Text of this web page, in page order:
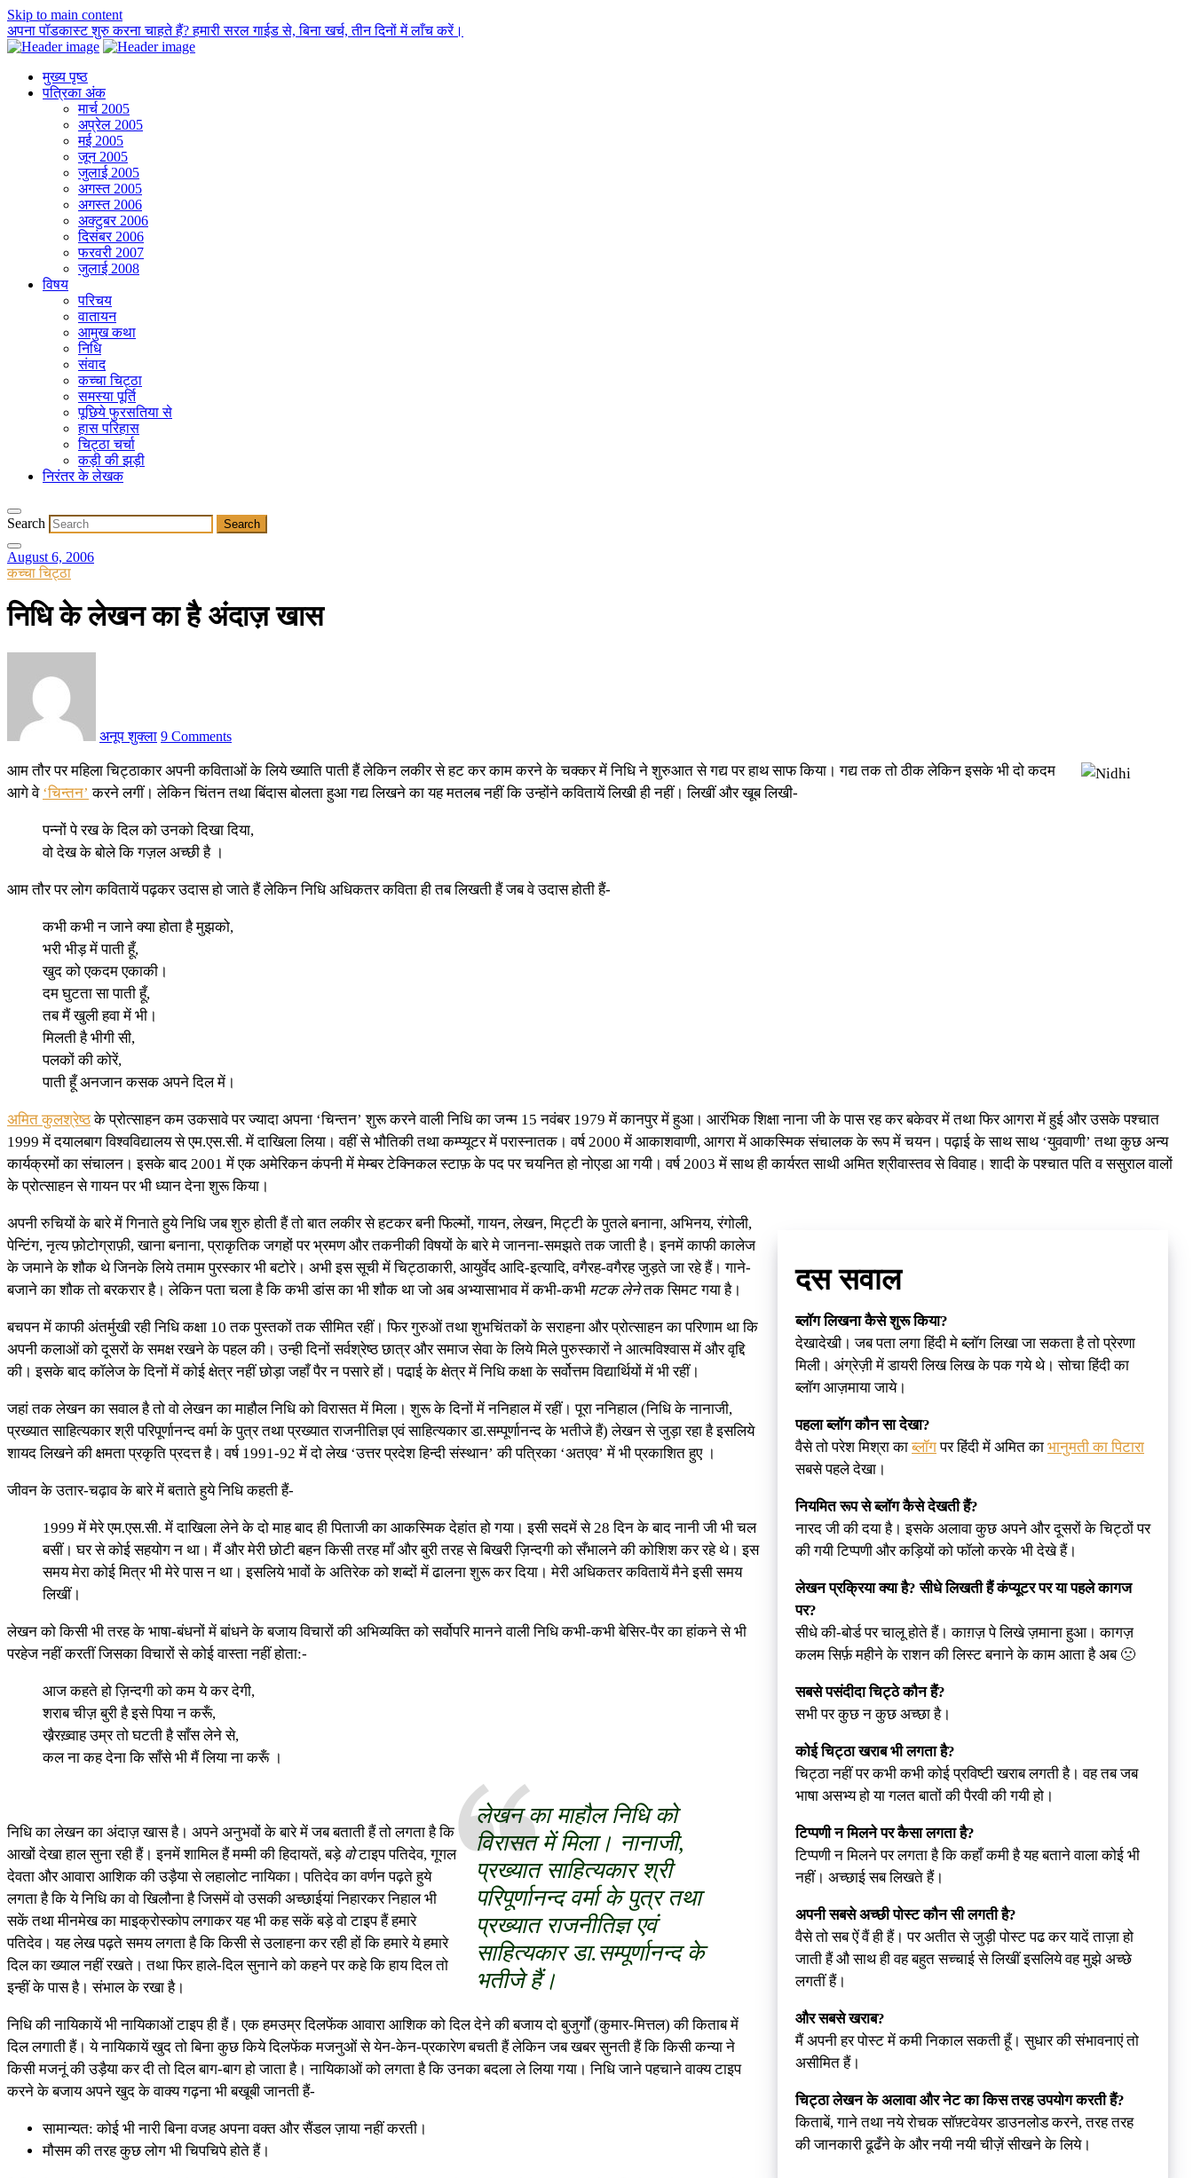
Skip to main content
अपना पॉडकास्ट शुरु करना चाहते हैं? हमारी सरल गाईड से, बिना खर्च, तीन दिनों में लाँच करें।
मुख्य पृष्ठ
पत्रिका अंक
मार्च 2005
अप्रेल 2005
मई 2005
जून 2005
जुलाई 2005
अगस्त 2005
अगस्त 2006
अक्टुबर 2006
दिसंबर 2006
फरवरी 2007
जुलाई 2008
विषय
परिचय
वातायन
आमुख कथा
निधि
संवाद
कच्चा चिट्ठा
समस्या पूर्ति
पूछिये फुरसतिया से
हास परिहास
चिट्ठा चर्चा
कड़ी की झड़ी
निरंतर के लेखक
Search
August 6, 2006
कच्चा चिट्ठा
निधि के लेखन का है अंदाज़ खास
अनूप शुक्ला 9 Comments
आम तौर पर महिला चिट्ठाकार अपनी कविताओं के लिये ख्याति पाती हैं लेकिन लकीर से हट कर काम करने के चक्कर में निधि ने शुरुआत से गद्य पर हाथ साफ किया। गद्य तक तो ठीक लेकिन इसके भी दो कदम
आगे वे ‘चिन्तन’ करने लगीं। लेकिन चिंतन तथा बिंदास बोलता हुआ गद्य लिखने का यह मतलब नहीं कि उन्होंने कवितायें लिखी ही नहीं। लिखीं और खूब लिखी-
पन्नों पे रख के दिल को उनको दिखा दिया,
वो देख के बोले कि गज़ल अच्छी है ।
आम तौर पर लोग कवितायें पढ़कर उदास हो जाते हैं लेकिन निधि अधिकतर कविता ही तब लिखती हैं जब वे उदास होती हैं-
कभी कभी न जाने क्या होता है मुझको,
भरी भीड़ में पाती हूँ,
खुद को एकदम एकाकी।
दम घुटता सा पाती हूँ,
तब मैं खुली हवा में भी।
मिलती है भीगी सी,
पलकों की कोरें,
पाती हूँ अनजान कसक अपने दिल में।
अमित कुलश्रेष्ठके प्रोत्साहन कम उकसावे पर ज्यादा अपना ‘चिन्तन’ शुरू करने वाली निधि का जन्म 15 नवंबर 1979 में कानपुर में हुआ। आरंभिक शिक्षा नाना जी के पास रह कर बकेवर में तथा फिर आगरा में हुई और उसके पश्चात
1999 में दयालबाग विश्वविद्यालय से एम.एस.सी. में दाखिला लिया। वहीं से भौतिकी तथा कम्प्यूटर में परास्नातक। वर्ष 2000 में आकाशवाणी, आगरा में आकस्मिक संचालक के रूप में चयन। पढ़ाई के साथ साथ ‘युववाणी’ तथा कुछ अन्य
कार्यक्रमों का संचालन। इसके बाद 2001 में एक अमेरिकन कंपनी में मेम्बर टेक्निकल स्टाफ़ के पद पर चयनित हो नोएडा आ गयी। वर्ष 2003 में साथ ही कार्यरत साथी अमित श्रीवास्तव से विवाह। शादी के पश्चात पति व ससुराल वालों
के प्रोत्साहन से गायन पर भी ध्यान देना शुरू किया।
दस सवाल
ब्लॉग लिखना कैसे शुरू किया?
देखादेखी। जब पता लगा हिंदी मे ब्लॉग लिखा जा सकता है तो प्रेरणा
मिली। अंग्रेज़ी में डायरी लिख लिख के पक गये थे। सोचा हिंदी का
ब्लॉग आज़माया जाये।
पहला ब्लॉग कौन सा देखा?
वैसे तो परेश मिश्रा काब्लॉगपर हिंदी में अमित का भानुमती का पिटारा
सबसे पहले देखा।
नियमित रूप से ब्लॉग कैसे देखती हैं?
नारद जी की दया है। इसके अलावा कुछ अपने और दूसरों के चिट्ठों पर
की गयी टिप्पणी और कड़ियों को फॉलो करके भी देखे हैं।
लेखन प्रक्रिया क्या है? सीधे लिखती हैं कंप्यूटर पर या पहले कागज
पर?
सीधे की-बोर्ड पर चालू होते हैं। काग़ज़ पे लिखे ज़माना हुआ। कागज़
कलम सिर्फ़ महीने के राशन की लिस्ट बनाने के काम आता है अब 🙁
सबसे पसंदीदा चिट्ठे कौन हैं?
सभी पर कुछ न कुछ अच्छा है।
कोई चिट्ठा खराब भी लगता है?
चिट्ठा नहीं पर कभी कभी कोई प्रविष्टी खराब लगती है। वह तब जब
भाषा असभ्य हो या गलत बातों की पैरवी की गयी हो।
टिप्पणी न मिलने पर कैसा लगता है?
टिप्पणी न मिलने पर लगता है कि कहाँ कमी है यह बताने वाला कोई भी
नहीं। अच्छाई सब लिखते हैं।
अपनी सबसे अच्छी पोस्ट कौन सी लगती है?
वैसे तो सब ऐं वैं ही हैं। पर अतीत से जुड़ी पोस्ट पढ कर यादें ताज़ा हो
जाती हैं औ साथ ही वह बहुत सच्चाई से लिखीं इसलिये वह मुझे अच्छे
लगतीं हैं।
और सबसे खराब?
मैं अपनी हर पोस्ट में कमी निकाल सकती हूँ। सुधार की संभावनाएं तो
असीमित हैं।
चिट्ठा लेखन के अलावा और नेट का किस तरह उपयोग करती हैं?
किताबें, गाने तथा नये रोचक सॉफ़्टवेयर डाउनलोड करने, तरह तरह
की जानकारी ढूढँने के और नयी नयी चीज़ें सीखने के लिये।
अपनी रुचियों के बारे में गिनाते हुये निधि जब शुरु होती हैं तो बात लकीर से हटकर बनी फिल्मों, गायन, लेखन, मिट्टी के पुतले बनाना, अभिनय, रंगोली,
पेन्टिंग, नृत्य फ़ोटोग्राफ़ी, खाना बनाना, प्राकृतिक जगहों पर भ्रमण और तकनीकी विषयों के बारे मे जानना-समझते तक जाती है। इनमें काफी कालेज
के जमाने के शौक थे जिनके लिये तमाम पुरस्कार भी बटोरे। अभी इस सूची में चिट्ठाकारी, आयुर्वेद आदि-इत्यादि, वगैरह-वगैरह जुड़ते जा रहे हैं। गाने-
बजाने का शौक तो बरकरार है। लेकिन पता चला है कि कभी डांस का भी शौक था जो अब अभ्यासाभाव में कभी-कभी मटक लेनेतक सिमट गया है।
बचपन में काफी अंतर्मुखी रही निधि कक्षा 10 तक पुस्तकों तक सीमित रहीं। फिर गुरुओं तथा शुभचिंतकों के सराहना और प्रोत्साहन का परिणाम था कि
अपनी कलाओं को दूसरों के समक्ष रखने के पहल की। उन्ही दिनों सर्वश्रेष्ठ छात्र और समाज सेवा के लिये मिले पुरुस्कारों ने आत्मविश्वास में और वृद्दि
की। इसके बाद कॉलेज के दिनों में कोई क्षेत्र नहीं छोड़ा जहाँ पैर न पसारे हों। पढा़ई के क्षेत्र में निधि कक्षा के सर्वोत्तम विद्यार्थियों में भी रहीं।
जहां तक लेखन का सवाल है तो वो लेखन का माहौल निधि को विरासत में मिला। शुरू के दिनों में ननिहाल में रहीं। पूरा ननिहाल (निधि के नानाजी,
प्रख्यात साहित्यकार श्री परिपूर्णानन्द वर्मा के पुत्र तथा प्रख्यात राजनीतिज्ञ एवं साहित्यकार डा.सम्पूर्णानन्द के भतीजे हैं) लेखन से जुड़ा रहा है इसलिये
शायद लिखने की क्षमता प्रकृति प्रदत्त है। वर्ष 1991-92 में दो लेख ‘उत्तर प्रदेश हिन्दी संस्थान’ की पत्रिका ‘अतएव’ में भी प्रकाशित हुए ।
जीवन के उतार-चढ़ाव के बारे में बताते हुये निधि कहती हैं-
1999 में मेरे एम.एस.सी. में दाखिला लेने के दो माह बाद ही पिताजी का आकस्मिक देहांत हो गया। इसी सदमें से 28 दिन के बाद नानी जी भी चल
बसीं। घर से कोई सहयोग न था। मैं और मेरी छोटी बहन किसी तरह माँ और बुरी तरह से बिखरी ज़िन्दगी को सँभालने की कोशिश कर रहे थे। इस
समय मेरा कोई मित्र भी मेरे पास न था। इसलिये भावों के अतिरेक को शब्दों में ढालना शुरू कर दिया। मेरी अधिकतर कवितायें मैने इसी समय
लिखीं।
लेखन को किसी भी तरह के भाषा-बंधनों में बांधने के बजाय विचारों की अभिव्यक्ति को सर्वोपरि मानने वाली निधि कभी-कभी बेसिर-पैर का हांकने से भी
परहेज नहीं करतीं जिसका विचारों से कोई वास्ता नहीं होता:-
आज कहते हो ज़िन्दगी को कम ये कर देगी,
शराब चीज़ बुरी है इसे पिया न करूँ,
खै़रख़्वाह उम्र तो घटती है साँस लेने से,
कल ना कह देना कि साँसे भी मैं लिया ना करूँ ।
लेखन का माहौल निधि को
विरासत में मिला। नानाजी,
प्रख्यात साहित्यकार श्री
परिपूर्णानन्द वर्मा के पुत्र तथा
प्रख्यात राजनीतिज्ञ एवं
साहित्यकार डा.सम्पूर्णानन्द के
भतीजे हैं।
निधि का लेखन का अंदाज़ खास है। अपने अनुभवों के बारे में जब बताती हैं तो लगता है कि
आखों देखा हाल सुना रही हैं। इनमें शामिल हैं मम्मी की हिदायतें, बड़े वोटाइप पतिदेव, गूगल
देवता और आवारा आशिक की उड़ैया से लहालोट नायिका। पतिदेव का वर्णन पढ़ते हुये
लगता है कि ये निधि का वो खिलौना है जिसमें वो उसकी अच्छाईयां निहारकर निहाल भी
सकें तथा मीनमेख का माइक्रोस्कोप लगाकर यह भी कह सकें बड़े वो टाइप हैं हमारे
पतिदेव। यह लेख पढ़ते समय लगता है कि किसी से उलाहना कर रही हों कि हमारे ये हमारे
दिल का ख्याल नहीं रखते। तथा फिर हाले-दिल सुनाने को कहने पर कहे कि हाय दिल तो
इन्हीं के पास है। संभाल के रखा है।
निधि की नायिकायें भी नायिकाओं टाइप ही हैं। एक हमउम्र दिलफेंक आवारा आशिक को दिल देने की बजाय दो बुजुर्गों (कुमार-मित्तल) की किताब में
दिल लगाती हैं। ये नायिकायें खुद तो बिना कुछ किये दिलफेंक मजनुओं से येन-केन-प्रकारेण बचती हैं लेकिन जब खबर सुनती हैं कि किसी कन्या ने
किसी मजनूं की उड़ैया कर दी तो दिल बाग-बाग हो जाता है। नायिकाओं को लगता है कि उनका बदला ले लिया गया। निधि जाने पहचाने वाक्य टाइप
करने के बजाय अपने खुद के वाक्य गढ़ना भी बखूबी जानती हैं-
सामान्यत: कोई भी नारी बिना वजह अपना वक्त और सैंडल ज़ाया नहीं करती।
मौसम की तरह कुछ लोग भी चिपचिपे होते हैं।